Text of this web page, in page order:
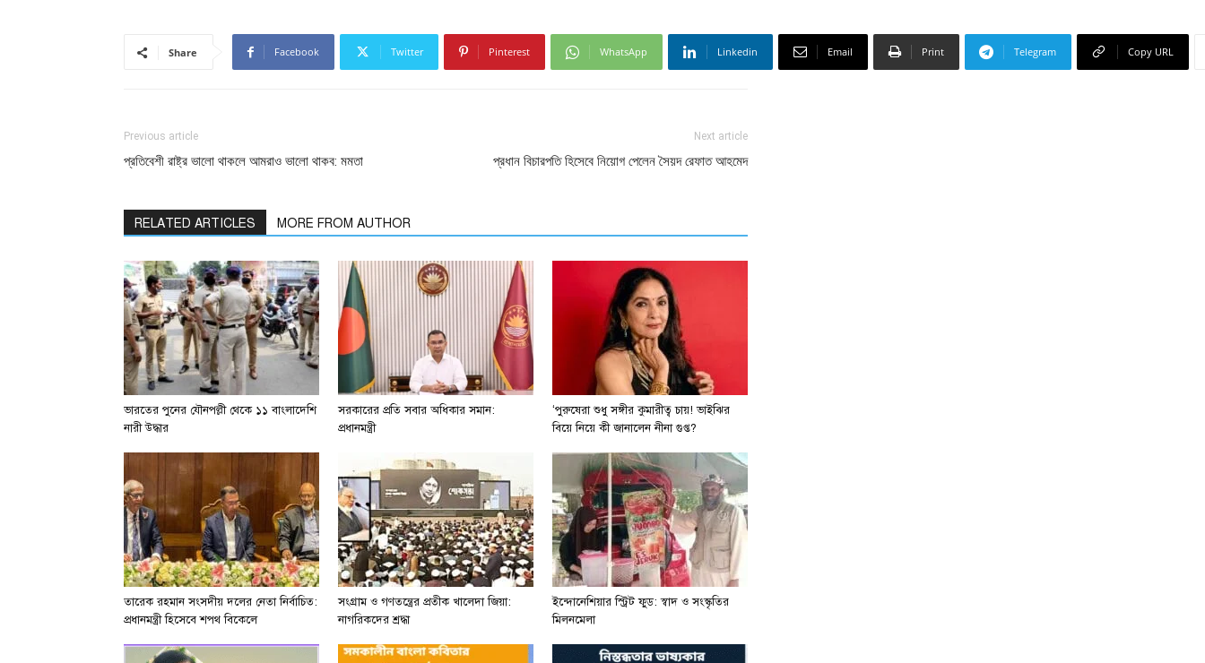
Share Facebook Twitter Pinterest WhatsApp Linkedin Email Print Telegram Copy URL
Previous article
প্রতিবেশী রাষ্ট্র ভালো থাকলে আমরাও ভালো থাকব: মমতা
Next article
প্রধান বিচারপতি হিসেবে নিয়োগ পেলেন সৈয়দ রেফাত আহমেদ
RELATED ARTICLES MORE FROM AUTHOR
ভারতের পুনের যৌনপল্লী থেকে ১১ বাংলাদেশি
নারী উদ্ধার
সরকারের প্রতি সবার অধিকার সমান:
প্রধানমন্ত্রী
‘পুরুষেরা শুধু সঙ্গীর কুমারীত্ব চায়! ভাইঝির
বিয়ে নিয়ে কী জানালেন নীনা গুপ্ত?
তারেক রহমান সংসদীয় দলের নেতা নির্বাচিত:
প্রধানমন্ত্রী হিসেবে শপথ বিকেলে
সংগ্রাম ও গণতন্ত্রের প্রতীক খালেদা জিয়া:
নাগরিকদের শ্রদ্ধা
ইন্দোনেশিয়ার স্ট্রিট ফুড: স্বাদ ও সংস্কৃতির
মিলনমেলা